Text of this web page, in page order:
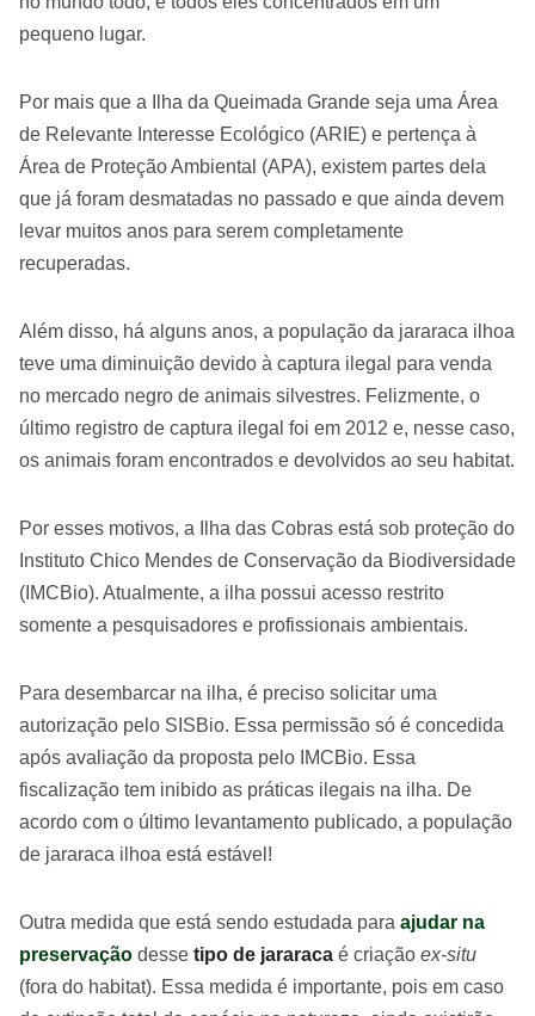
pequeno lugar.
Por mais que a Ilha da Queimada Grande seja uma Área
de Relevante Interesse Ecológico (ARIE) e pertença à
Área de Proteção Ambiental (APA), existem partes dela
que já foram desmatadas no passado e que ainda devem
levar muitos anos para serem completamente
recuperadas.
Além disso, há alguns anos, a população da jararaca ilhoa
teve uma diminuição devido à captura ilegal para venda
no mercado negro de animais silvestres. Felizmente, o
último registro de captura ilegal foi em 2012 e, nesse caso,
os animais foram encontrados e devolvidos ao seu habitat.
Por esses motivos, a Ilha das Cobras está sob proteção do
Instituto Chico Mendes de Conservação da Biodiversidade
(IMCBio). Atualmente, a ilha possui acesso restrito
somente a pesquisadores e profissionais ambientais.
Para desembarcar na ilha, é preciso solicitar uma
autorização pelo SISBio. Essa permissão só é concedida
após avaliação da proposta pelo IMCBio. Essa
fiscalização tem inibido as práticas ilegais na ilha. De
acordo com o último levantamento publicado, a população
de jararaca ilhoa está estável!
Outra medida que está sendo estudada para ajudar na
preservação desse tipo de jararaca é criação ex-situ
(fora do habitat). Essa medida é importante, pois em caso